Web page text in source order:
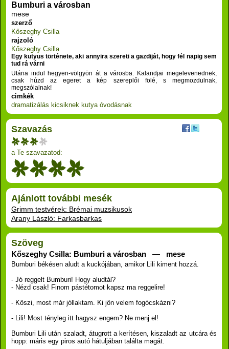
Bumburi a városban
mese
szerző
Kőszeghy Csilla
rajzoló
Kőszeghy Csilla
Egy kutyus története, aki annyira szereti a gazdiját, hogy fél napig sem
tud rá várni
Utána indul hegyen-völgyön át a városba. Kalandjai megelevenednek,
csak húzd az egeret a kép szereplői fölé, s megmozdulnak,
megszólalnak!
cimkék
dramatizálás kicsiknek kutya óvodásnak
Szavazás
a Te szavazatod:
Ajánlott további mesék
Grimm testvérek: Brémai muzsikusok
Arany László: Farkasbarkas
Szöveg
Kőszeghy Csilla: Bumburi a városban — mese
Bumburi békésen aludt a kuckójában, amikor Lili kiment hozzá.
- Jó reggelt Bumburi! Hogy aludtál?
- Nézd csak! Finom pástétomot kapsz ma reggelire!
- Köszi, most már jóllaktam. Ki jön velem fogócskázni?
- Lili! Most tényleg itt hagysz engem? Ne menj el!
Bumburi Lili után szaladt, átugrott a kerítésen, kiszaladt az utcára és
hopp: máris egy piros autó hátuljában találta magát.